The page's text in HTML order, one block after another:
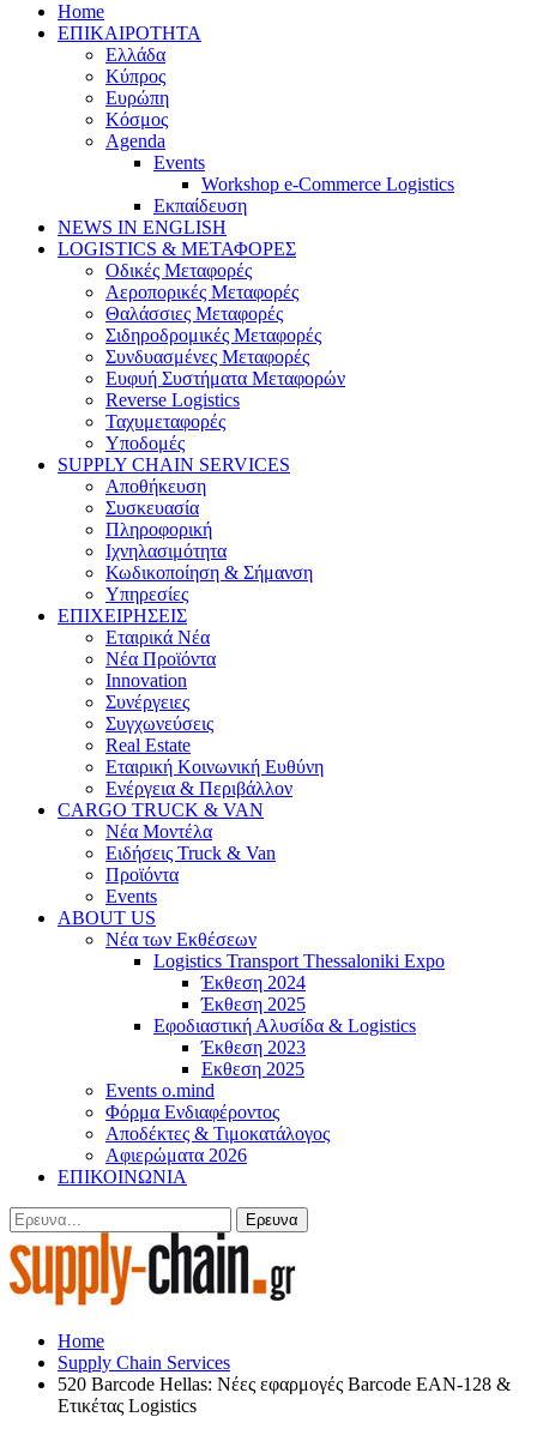
Home
ΕΠΙΚΑΙΡΟΤΗΤΑ
Ελλάδα
Κύπρος
Ευρώπη
Κόσμος
Agenda
Events
Workshop e-Commerce Logistics
Εκπαίδευση
NEWS IN ENGLISH
LOGISTICS & ΜΕΤΑΦΟΡΕΣ
Οδικές Μεταφορές
Αεροπορικές Μεταφορές
Θαλάσσιες Μεταφορές
Σιδηροδρομικές Μεταφορές
Συνδυασμένες Μεταφορές
Ευφυή Συστήματα Μεταφορών
Reverse Logistics
Ταχυμεταφορές
Υποδομές
SUPPLY CHAIN SERVICES
Αποθήκευση
Συσκευασία
Πληροφορική
Ιχνηλασιμότητα
Κωδικοποίηση & Σήμανση
Υπηρεσίες
ΕΠΙΧΕΙΡΗΣΕΙΣ
Εταιρικά Νέα
Νέα Προϊόντα
Innovation
Συνέργειες
Συγχωνεύσεις
Real Estate
Εταιρική Κοινωνική Ευθύνη
Ενέργεια & Περιβάλλον
CARGO TRUCK & VAN
Νέα Μοντέλα
Ειδήσεις Truck & Van
Προϊόντα
Events
ABOUT US
Νέα των Εκθέσεων
Logistics Transport Thessaloniki Expo
Έκθεση 2024
Έκθεση 2025
Εφοδιαστική Αλυσίδα & Logistics
Έκθεση 2023
Εκθεση 2025
Events o.mind
Φόρμα Ενδιαφέροντος
Αποδέκτες & Τιμοκατάλογος
Αφιερώματα 2026
ΕΠΙΚΟΙΝΩΝΙΑ
Home
Supply Chain Services
520 Barcode Hellas: Νέες εφαρμογές Barcode EAN-128 &
Ετικέτας Logistics